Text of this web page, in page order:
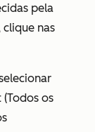
pela
nas
(Todos os